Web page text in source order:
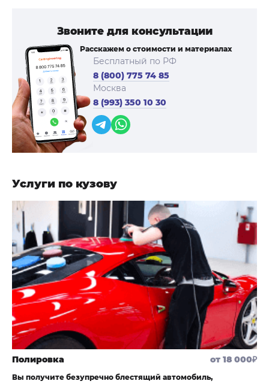
Звоните для консультации
Расскажем о стоимости и материалах
Бесплатный по РФ
8 (800) 775 74 85
Москва
8 (993) 350 10 30
Услуги по кузову
Полировка от 18 000₽
Вы получите безупречно блестящий автомобиль,